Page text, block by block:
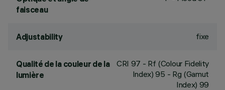
faisceau
Adjustability fixe
Qualité de la couleur de la
lumière
CRI 97 - Rf (Colour Fidelity
Index) 95 - Rg (Gamut
Index) 99